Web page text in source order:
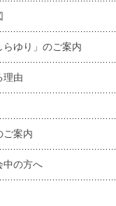
らゆり」のご案内
理由
ご案内
中の方へ